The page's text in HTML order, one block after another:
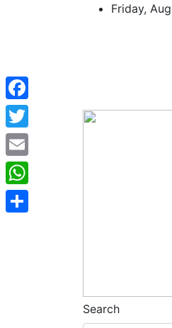
Friday,
Search
Facebook
Twitter
Email
WhatsApp